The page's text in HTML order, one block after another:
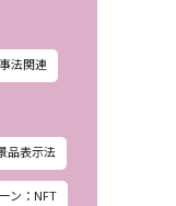
法関連
品表示法
ン：NFT